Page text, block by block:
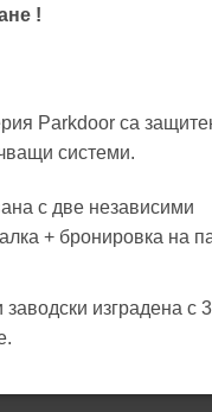
!
Parkdoor са
системи.
с две независими
+ бронировка на
изградена с